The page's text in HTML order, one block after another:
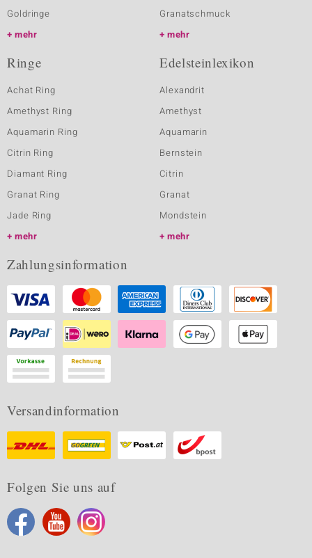
Goldringe
mehr
Granatschmuck
mehr
Ringe
Achat Ring
Amethyst Ring
Aquamarin Ring
Citrin Ring
Diamant Ring
Granat Ring
Jade Ring
mehr
Edelsteinlexikon
Alexandrit
Amethyst
Aquamarin
Bernstein
Citrin
Granat
Mondstein
mehr
Zahlungsinformation
Versandinformation
Folgen Sie uns auf